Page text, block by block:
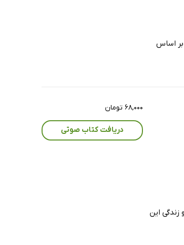
اساس
زندگی این
۶۸,۰۰۰ تومان
دریافت کتاب صوتی